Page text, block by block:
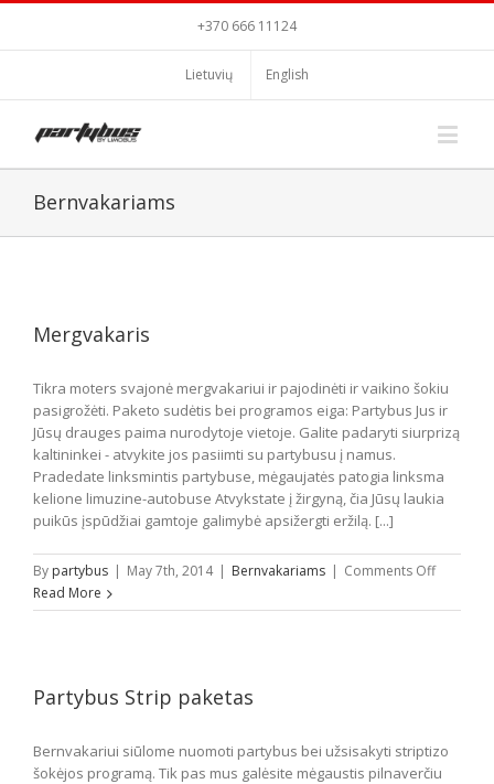
+370 666 11124
Lietuvių English
Bernvakariams
Mergvakaris
Tikra moters svajonė mergvakariui ir pajodinėti ir vaikino šokiu
pasigrožėti. Paketo sudėtis bei programos eiga: Partybus Jus ir
Jūsų drauges paima nurodytoje vietoje. Galite padaryti siurprizą
kaltininkei - atvykite jos pasiimti su partybusu į namus.
Pradedate linksmintis partybuse, mėgaujatės patogia linksma
kelione limuzine-autobuse Atvykstate į žirgyną, čia Jūsų laukia
puikūs įspūdžiai gamtoje galimybė apsižergti eržilą. [...]
By partybus | May 7th, 2014 | Bernvakariams | Comments Offon
Read More
Partybus Strip paketas
Bernvakariui siūlome nuomoti partybus bei užsisakyti striptizo
šokėjos programą. Tik pas mus galėsite mėgaustis pilnaverčiu